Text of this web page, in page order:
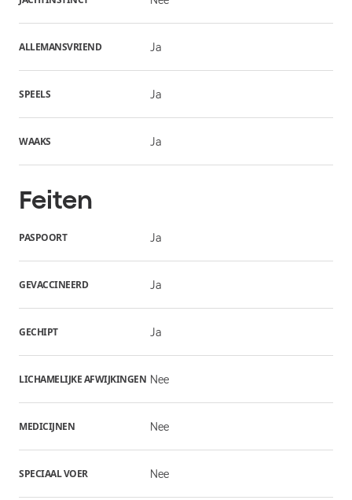
ALLEMANSVRIEND Ja
SPEELS Ja
WAAKS Ja
Feiten
PASPOORT Ja
GEVACCINEERD Ja
GECHIPT Ja
LICHAMELIJKE AFWIJKINGEN Nee
MEDICIJNEN Nee
SPECIAAL VOER Nee